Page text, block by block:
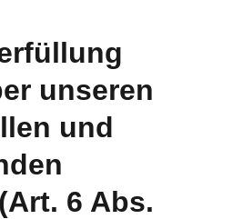
unseren
und
6 Abs.